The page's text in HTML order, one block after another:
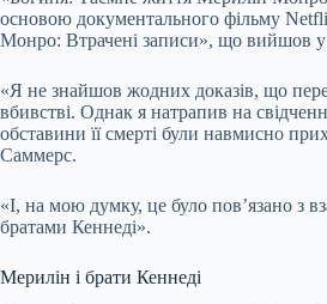
основою документального фільму
Монро: Втрачені записи», що вийшов у
«Я не знайшов жодних доказів, що
вбивстві. Однак я натрапив на
обставини її смерті були навмисно
Саммерс.
«І, на мою думку, це було пов’язано з
братами Кеннеді».
Мерилін і брати Кеннеді